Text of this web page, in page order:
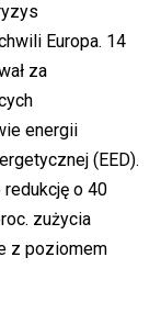
Europa. 14
za
energii
(EED).
redukcję o 40
zużycia
z poziomem